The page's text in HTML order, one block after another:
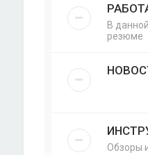
В
резюме
Обзоры